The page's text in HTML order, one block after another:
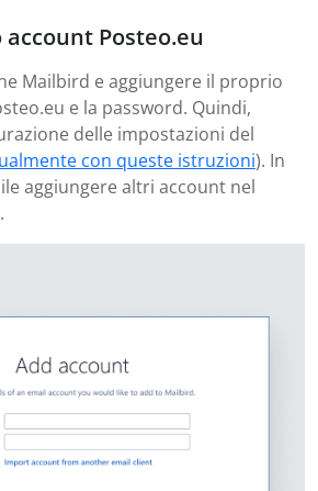
Posteo.eu
Mailbird e aggiungere il proprio
e la password. Quindi,
delle impostazioni del
con queste istruzioni). In
aggiungere altri account nel